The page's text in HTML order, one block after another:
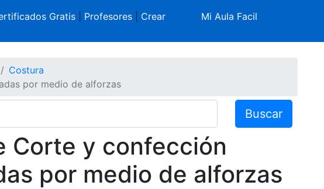
Gratis| Profesores| Crear
Mi Aula Facil
Costura
por medio de alforzas
Buscar
Corte y confección
por medio de alforzas